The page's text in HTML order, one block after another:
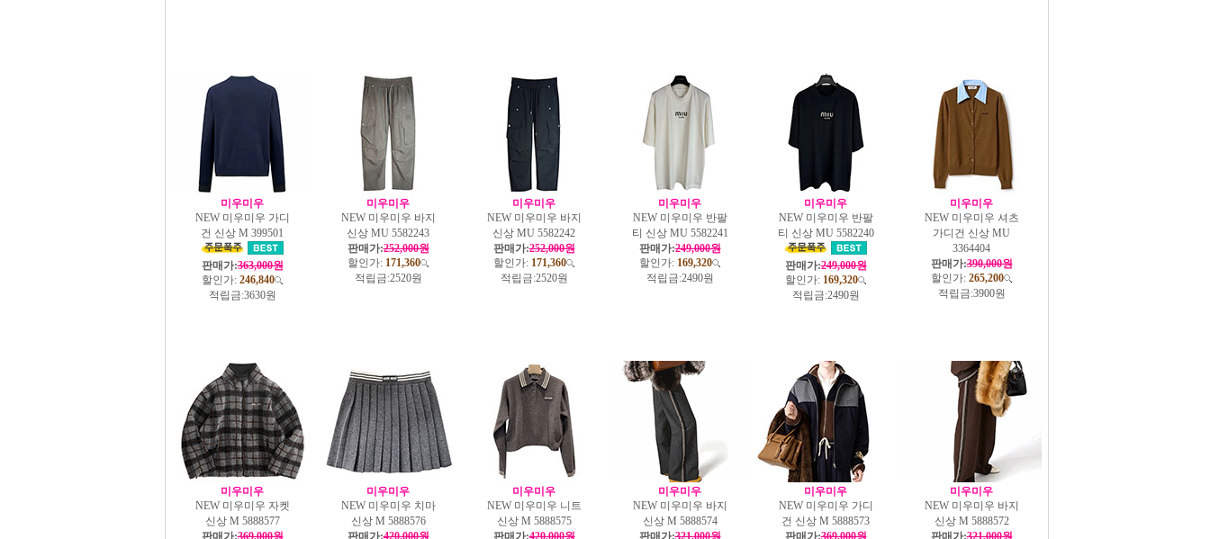
미우미우
NEW 미우미우 가디
건 신상 M 399501
판매가:363,000원
할인가: 246,840
적립금:3630원
미우미우
NEW 미우미우 바지
신상 MU 5582243
판매가:252,000원
할인가: 171,360
적립금:2520원
미우미우
NEW 미우미우 바지
신상 MU 5582242
판매가:252,000원
할인가: 171,360
적립금:2520원
미우미우
NEW 미우미우 반팔
티 신상 MU 5582241
판매가:249,000원
할인가: 169,320
적립금:2490원
미우미우
NEW 미우미우 반팔
티 신상 MU 5582240
판매가:249,000원
할인가: 169,320
적립금:2490원
미우미우
NEW 미우미우 셔츠
가디건 신상 MU
3364404
판매가:390,000원
할인가: 265,200
적립금:3900원
미우미우
NEW 미우미우 자켓
신상 M 5888577
판매가:369,000원
미우미우
NEW 미우미우 치마
신상 M 5888576
판매가:420,000원
미우미우
NEW 미우미우 니트
신상 M 5888575
판매가:420,000원
미우미우
NEW 미우미우 바지
신상 M 5888574
판매가:321,000원
미우미우
NEW 미우미우 가디
건 신상 M 5888573
판매가:369,000원
미우미우
NEW 미우미우 바지
신상 M 5888572
판매가:321,000원